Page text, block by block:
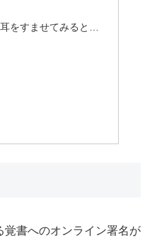
をすませてみると…
書へのオンライン署名が